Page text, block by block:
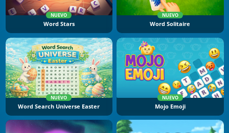
NUEVO
Word Stars
NUEVO
Word Solitaire
NUEVO
Word Search Universe Easter
NUEVO
Mojo Emoji